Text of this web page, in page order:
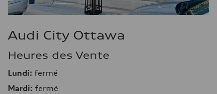
Audi City Ottawa
Heures des Vente
Lundi: fermé
Mardi: fermé